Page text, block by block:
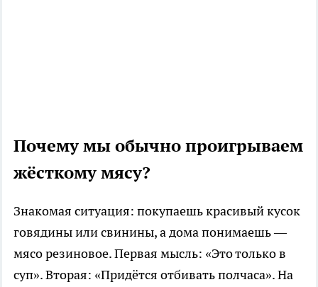
Почему мы обычно проигрываем
жёсткому мясу?
Знакомая ситуация: покупаешь красивый кусок
говядины или свинины, а дома понимаешь —
мясо резиновое. Первая мысль: «Это только в
суп». Вторая: «Придётся отбивать полчаса». На